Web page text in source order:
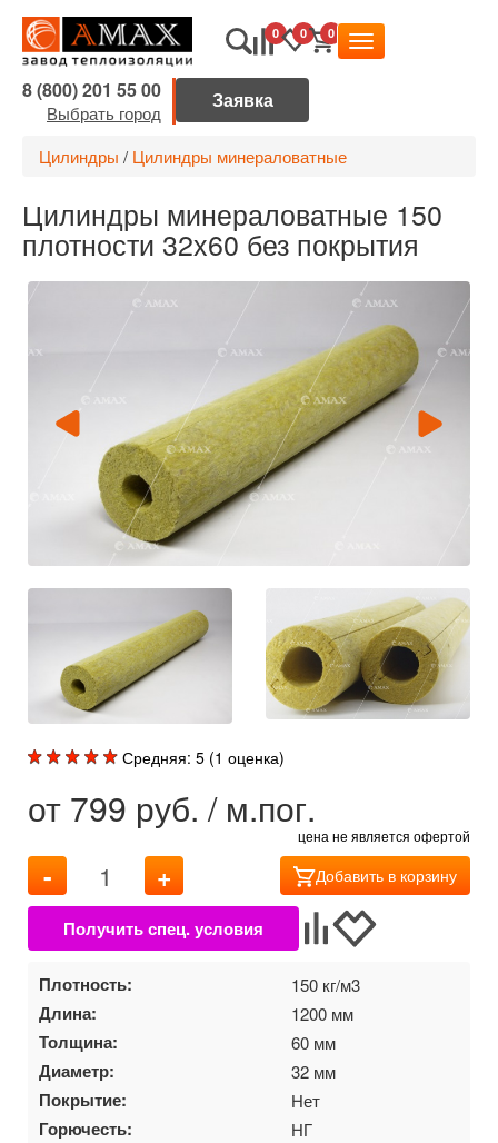
0 0 0
8 (800) 201 55 00
Выбрать город
Цилиндры / Цилиндры минераловатные
Цилиндры минераловатные 150
плотности 32х60 без покрытия
Средняя: 5 (1 оценка)
от 799 руб. / м.пог.
цена не является офертой
- + Добавить в корзину
Плотность: 150 кг/м3
Длина: 1200 мм
Толщина: 60 мм
Диаметр: 32 мм
Покрытие: Нет
Горючесть: НГ